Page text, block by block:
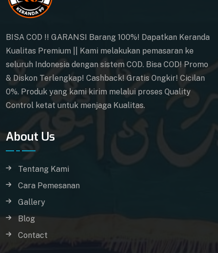
BISA COD !! GARANSI Barang 100%! Dapatkan Keranda
Kualitas Premium || Kami melakukan pemasaran ke
seluruh Indonesia dengan sistem COD. Bisa COD! Promo
& Diskon Terlengkap! Cashback! Gratis Ongkir! Cicilan
0%. Produk yang kami kirim melalui proses Quality
Control ketat untuk menjaga Kualitas.
About Us
Tentang Kami
Cara Pemesanan
Gallery
Blog
Contact